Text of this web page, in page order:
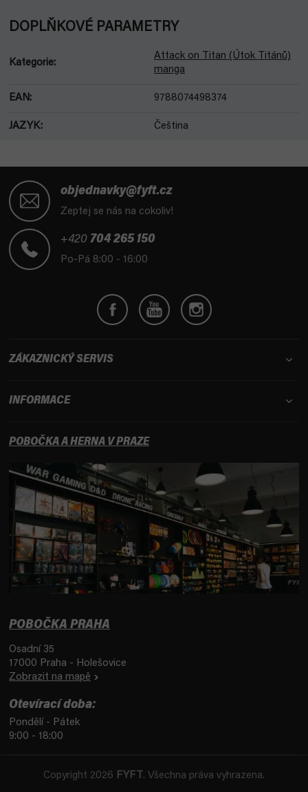
DOPLŇKOVÉ PARAMETRY
Kategorie:
Attack on Titan (Útok Titánů)
manga
EAN: 9788074498374
JAZYK: Čeština
objednavky@fyft.cz
Zeptej se nás na cokoliv!
+420 704 265 150
Po-Pá 8:00 - 16:00
ZÁKAZNICKÝ SERVIS
INFORMACE
POBOČKA A HERNA V PRAZE
POBOČKA PRAHA
Osadní 35
17000 Praha - Holešovice
Zobrazit na mapě
Otevírací doba:
Pondělí - Pátek
9:00 - 18:00
Copyright 2026 FYFT . Všechna práva vyhrazena.